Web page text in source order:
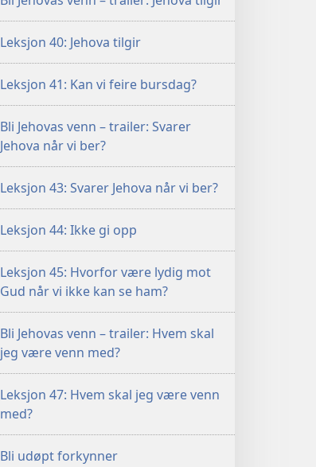
Leksjon 40: Jehova tilgir
Leksjon 41: Kan vi feire bursdag?
Bli Jehovas venn – trailer: Svarer
Jehova når vi ber?
Leksjon 43: Svarer Jehova når vi ber?
Leksjon 44: Ikke gi opp
Leksjon 45: Hvorfor være lydig mot
Gud når vi ikke kan se ham?
Bli Jehovas venn – trailer: Hvem skal
jeg være venn med?
Leksjon 47: Hvem skal jeg være venn
med?
Bli udøpt forkynner